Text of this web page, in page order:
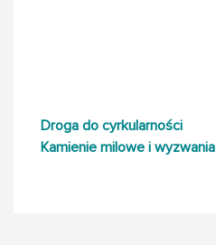
Droga do cyrkularności
Kamienie milowe i wyzwania